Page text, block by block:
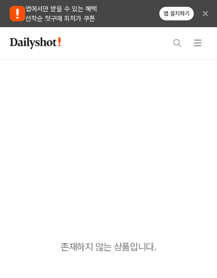
앱에서만 받을 수 있는 혜택
선착순 첫구매 최저가 쿠폰
앱 설치하기
존재하지 않는 상품입니다.